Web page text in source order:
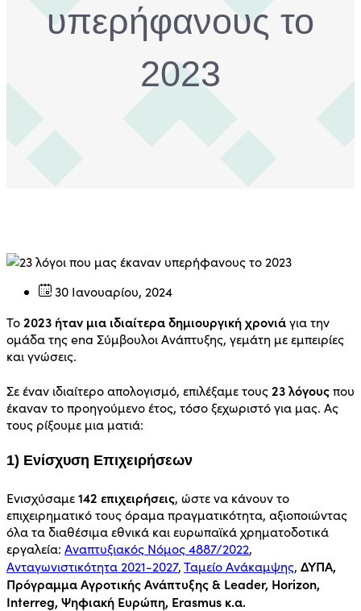
υπερήφανους το
2023
30 Ιανουαρίου, 2024
Το2023 ήταν μια ιδιαίτερα δημιουργική χρονιάγια την
ομάδα της ena Σύμβουλοι Ανάπτυξης, γεμάτη με εμπειρίες
και γνώσεις.
Σε έναν ιδιαίτερο απολογισμό, επιλέξαμε τους23 λόγουςπου
έκαναν το προηγούμενο έτος, τόσο ξεχωριστό για μας. Ας
τους ρίξουμε μια ματιά:
1) Ενίσχυση Επιχειρήσεων
Ενισχύσαμε142 επιχειρήσεις, ώστε να κάνουν το
επιχειρηματικό τους όραμα πραγματικότητα, αξιοποιώντας
όλα τα διαθέσιμα εθνικά και ευρωπαϊκά χρηματοδοτικά
εργαλεία: Αναπτυξιακός Νόμος 4887/2022,
Ανταγωνιστικότητα 2021-2027,Ταμείο Ανάκαμψης, ΔΥΠΑ,
Πρόγραμμα Αγροτικής Ανάπτυξης & Leader, Horizon,
Interreg, Ψηφιακή Ευρώπη, Erasmus κ.α.